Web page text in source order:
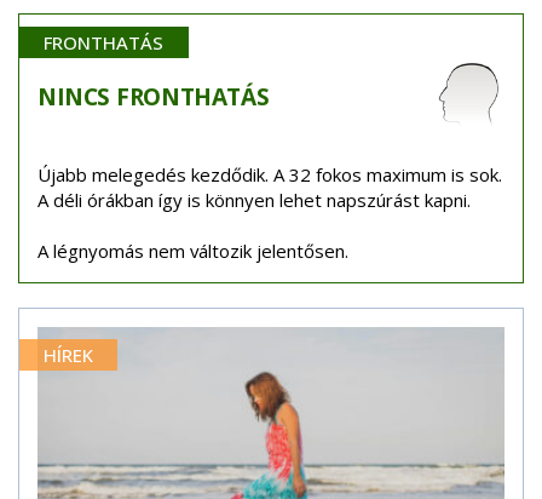
FRONTHATÁS
NINCS FRONTHATÁS
Újabb melegedés kezdődik. A 32 fokos maximum is sok.
A déli órákban így is könnyen lehet napszúrást kapni.
A légnyomás nem változik jelentősen.
HÍREK